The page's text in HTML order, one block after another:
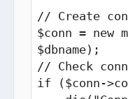
// Create
$conn = new
$dbname);
// Check
if ($conn-